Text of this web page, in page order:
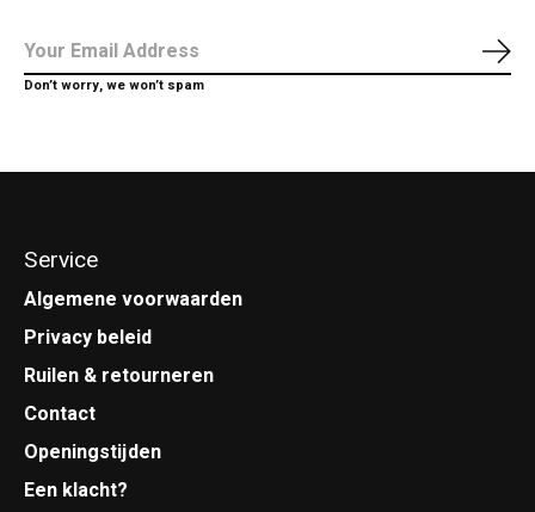
Don’t worry, we won’t spam
Service
Algemene voorwaarden
Privacy beleid
Ruilen & retourneren
Contact
Openingstijden
Een klacht?